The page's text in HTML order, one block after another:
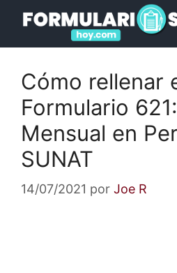
contenido
Cómo rellenar
Formulario
Mensual en
SUNAT
14/07/2021 por Joe R